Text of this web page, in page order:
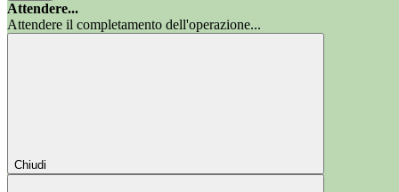
Attendere...
Attendere il completamento dell'operazione...
Chiudi